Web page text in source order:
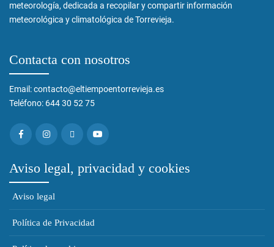
meteorología, dedicada a recopilar y compartir información
meteorológica y climatológica de Torrevieja.
Contacta con nosotros
Email: contacto@eltiempoentorrevieja.es
Teléfono: 644 30 52 75
Aviso legal, privacidad y cookies
Aviso legal
Política de Privacidad